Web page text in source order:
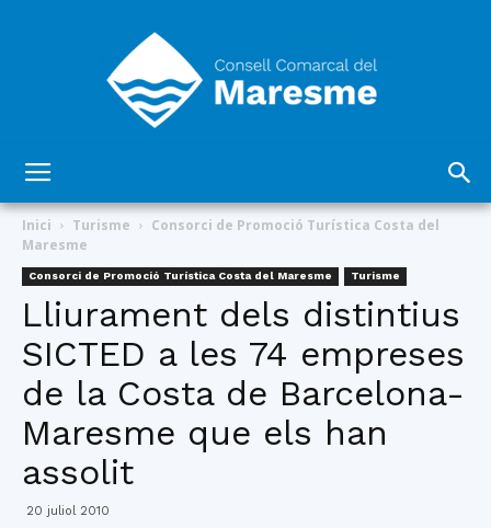
Comarcal
del
Inici Turisme
Consorci de Promoció Turística Costa del
Maresme
Consorci de Promoció Turística Costa del Maresme Turisme
Lliurament dels distintius
SICTED a les 74 empreses
de la Costa de Barcelona-
Maresme que els han
assolit
20 juliol 2010